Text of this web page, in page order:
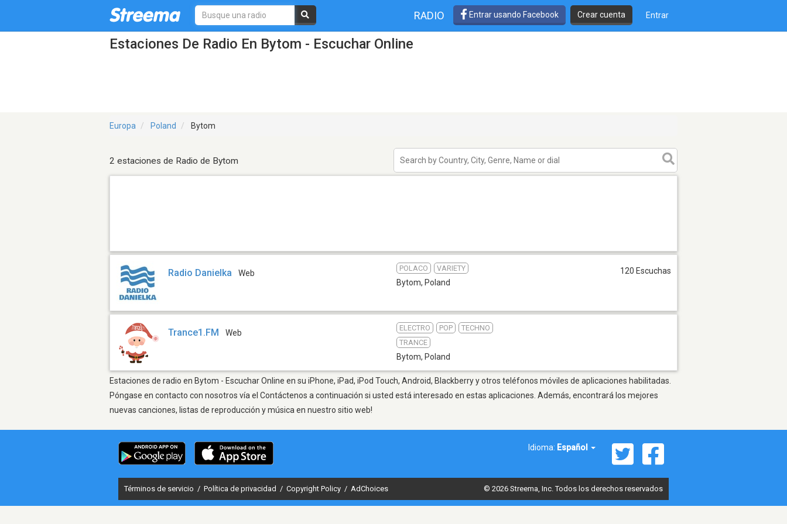
RADIO Entrar usando Facebook Crear cuenta Entrar
Estaciones De Radio En Bytom - Escuchar Online
Europa Poland Bytom
2 estaciones de Radio de Bytom
Radio Danielka Web
POLACO VARIETY
Bytom, Poland
120 Escuchas
Trance1.FM Web
ELECTRO POP
TECHNO
TRANCE
Bytom, Poland
Estaciones de radio en Bytom - Escuchar Online en su iPhone, iPad, iPod Touch, Android, Blackberry y otros teléfonos móviles de aplicaciones habilitadas.
Póngase en contacto con nosotros vía el Contáctenos a continuación si usted está interesado en estas aplicaciones. Además, encontrará los mejores
nuevas canciones, listas de reproducción y música en nuestro sitio web!
Idioma: Español
Términos de servicio / Política de privacidad / Copyright Policy / AdChoices © 2026 Streema, Inc. Todos los derechos reservados